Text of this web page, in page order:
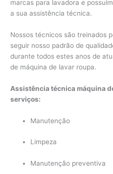
marcas para lavadora e
a sua assistência técnica.
Nossos técnicos são treinados
seguir nosso padrão de
durante todos estes anos de
de máquina de lavar roupa.
Assistência técnica máquina
serviços:
Manutenção
Limpeza
Manutenção preventiva